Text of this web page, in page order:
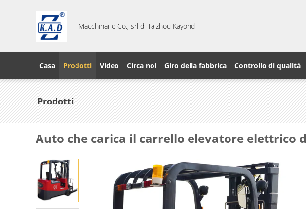
Macchinario Co., srl di Taizhou Kayond
Casa Prodotti Video Circa noi Giro della fabbrica Controllo di qualità
Prodotti
Auto che carica il carrello elevatore elettrico